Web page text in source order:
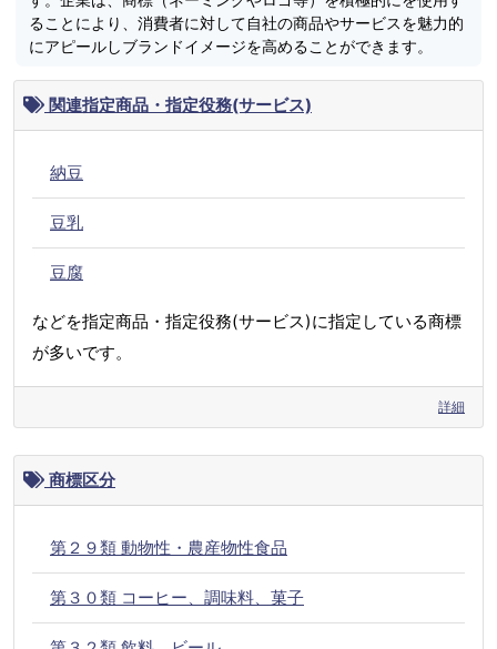
ることにより、消費者に対して自社の商品やサービスを魅力的
にアピールしブランドイメージを高めることができます。
関連指定商品・指定役務(サービス)
納豆
豆乳
豆腐
などを指定商品・指定役務(サービス)に指定している商標
が多いです。
詳細
商標区分
第２９類 動物性・農産物性食品
第３０類 コーヒー、調味料、菓子